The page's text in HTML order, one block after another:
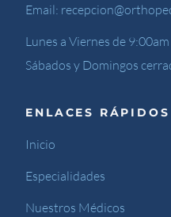
Email:
Lunes a Viernes de
Sábados y Domingos
ENLACES RÁPIDOS
Inicio
Especialidades
Nuestros Médicos